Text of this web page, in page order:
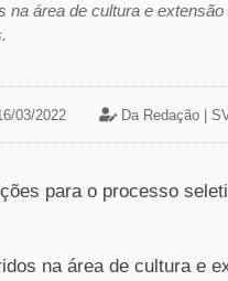
na área de cultura e
03/2022 Da Redação |
para o processo
na área de cultura e